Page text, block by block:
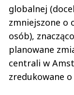
globalnej
zmniejszone o
osób),
planowane
centrali w
zredukowane